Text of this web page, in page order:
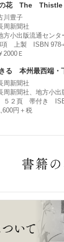
の花 The
川豊子
周新聞社
方小出版流通センタ
項 上製 ISBN 978-
2000Ｅ
る 本州最西端・
周新聞社
周新聞社、地方小出
５２頁 帯付き
円＋税